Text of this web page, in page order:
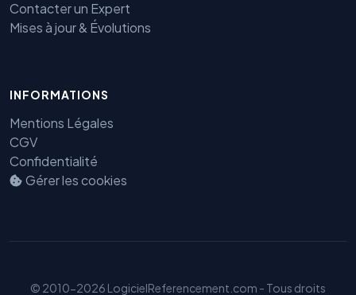
Contacter un Expert
Mises à jour & Évolutions
INFORMATIONS
Mentions Légales
CGV
Confidentialité
Gérer les cookies
© 2010-2026 LogicielReferencement.com - Tous droits